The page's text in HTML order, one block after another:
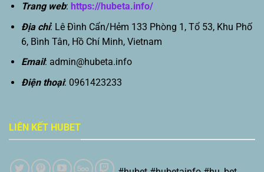
Trang web: https://hubeta.info/
Địa chỉ: Lê Đình Cẩn/Hẻm 133 Phòng 1, Tổ 53, Khu Phố
6, Bình Tân, Hồ Chí Minh, Vietnam
Email: admin@hubeta.info
Điện thoại: 0961423233
LIÊN KẾT HUBET